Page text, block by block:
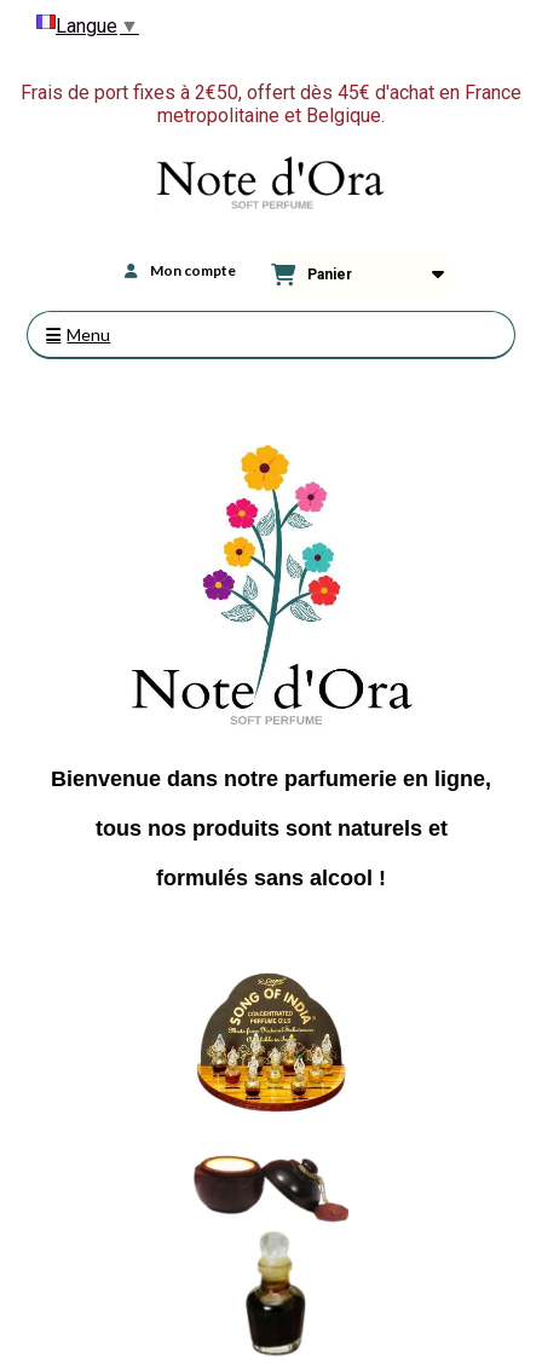
Frais de port fixes à 2€50, offert dès 45€ d'achat en France
metropolitaine et Belgique.
Mon compte Panier
Menu
Bienvenue dans notre parfumerie en ligne,
tous nos produits sontnaturels et
formulés sans alcool !
Langue ▼